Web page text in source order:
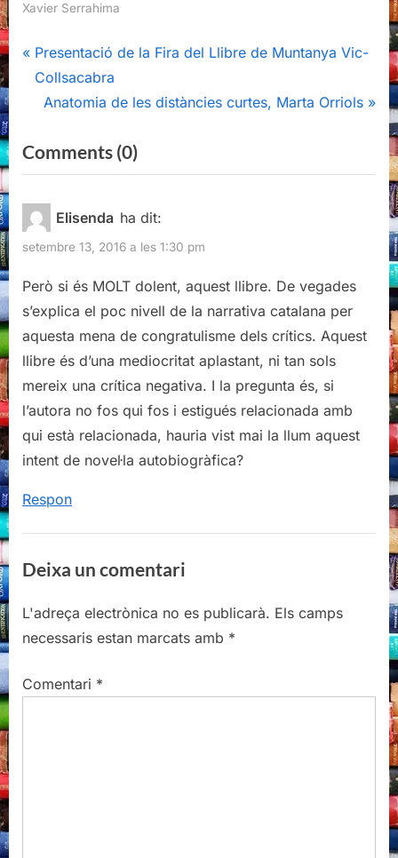
Xavier Serrahima
Navegació
d'entrades
P
r
i
o
u
s
P
:
Presentació de la Fira del Llibre de Muntanya Vic-
Collsacabra
N
x
t
P
o
s
t
Anatomia de les distàncies curtes, Marta Orriols
Comments (0)on
“La
l’aigua,
Silvana
Vogt”
Elisenda ha dit:
setembre 13, 2016 a les 1:30 pm
Però si és MOLT dolent, aquest llibre. De vegades
s’explica el poc nivell de la narrativa catalana per
aquesta mena de congratulisme dels crítics. Aquest
llibre és d’una mediocritat aplastant, ni tan sols
mereix una crítica negativa. I la pregunta és, si
l’autora no fos qui fos i estigués relacionada amb
qui està relacionada, hauria vist mai la llum aquest
intent de novel·la autobiogràfica?
Respon
Deixa un comentari
L'adreça electrònica no es publicarà. Els camps
necessaris estan marcats amb *
Comentari *